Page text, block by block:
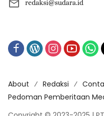
redaksi@sudara.id
About Redaksi
Pedoman Pemberitaan